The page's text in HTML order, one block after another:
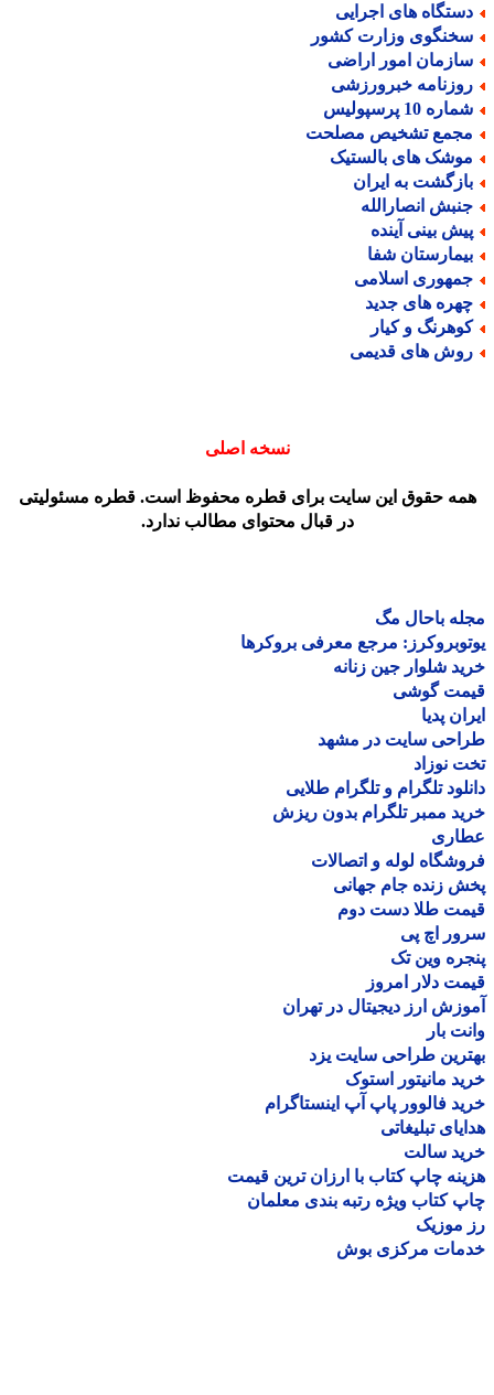
های اجرایی
وزارت کشور
امور اراضی
خبرورزشی
10 پرسپولیس
تشخیص مصلحت
های بالستیک
به ایران
انصارالله
بینی آینده
شفا
اسلامی
های جدید
و کیار
های قدیمی
نسخه اصلی
حقوق این سایت برای قطره محفوظ است. قطره مسئولیتی
در قبال محتوای مطالب ندارد.
باحال مگ
مرجع معرفی بروکرها
شلوار جین زنانه
گوشی
پدیا
سایت در مشهد
نوزاد
تلگرام و تلگرام طلایی
ممبر تلگرام بدون ریزش
لوله و اتصالات
زنده جام جهانی
طلا دست دوم
اچ پی
وین تک
دلار امروز
ارز دیجیتال در تهران
بار
طراحی سایت یزد
مانیتور استوک
فالوور پاپ آپ اینستاگرام
تبلیغاتی
سالت
چاپ کتاب با ارزان ترین قیمت
کتاب ویژه رتبه بندی معلمان
موزیک
مرکزی بوش